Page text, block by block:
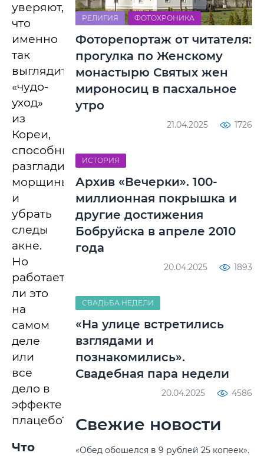
уверяют,
что
именно
так
выглядит
«чудо-
уход»
из
Кореи,
способный
разгладить
морщины
и
убрать
следы
акне.
Но
работает
ли это
на
самом
деле
или
все
дело в
эффекте
плацебо?
Что
РЕЛИГИЯ ФОТОХРОНИКА
Фоторепортаж от читателя:
прогулка по Женскому
монастырю Святых жен
мироносиц в пасхальное
утро
21.04.2025 1726
ИСТОРИЯ
Архив «Вечерки». 100-
миллионная покрышка и
другие достижения
Бобруйска в апреле 2010
года
20.04.2025 1893
СВАДЬБА НЕДЕЛИ
«На улице встретились
взглядами и
познакомились».
Свадебная пара недели
20.04.2025 4586
Свежие новости
«Обед обошелся в 9 рублей 25 копеек».